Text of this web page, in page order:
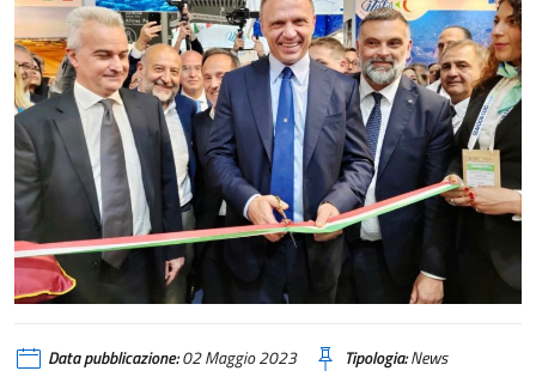
Data pubblicazione:02 Maggio 2023 Tipologia:News